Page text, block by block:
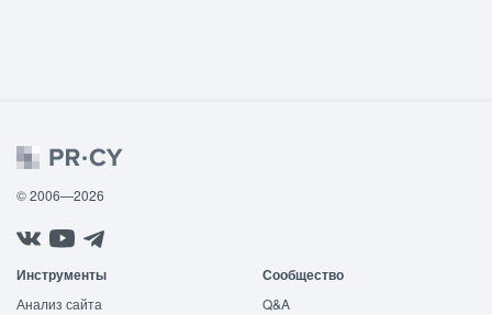
© 2006—2026
Инструменты
Анализ сайта
Сообщество
Q&A